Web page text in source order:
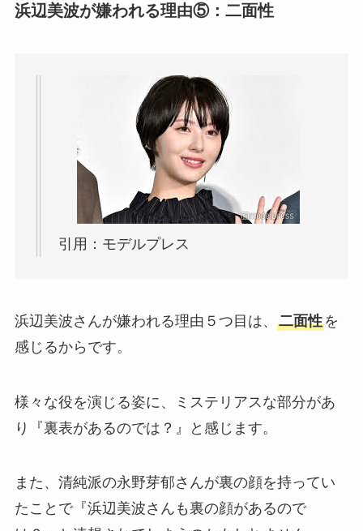
浜辺美波が嫌われる理由⑤：二面性
引用：モデルプレス
浜辺美波さんが嫌われる理由５つ目は、 二面性を
感じるからです。
様々な役を演じる姿に、ミステリアスな部分があ
り『裏表があるのでは？』と感じます。
また、清純派の永野芽郁さんが裏の顔を持ってい
たことで『浜辺美波さんも裏の顔があるので